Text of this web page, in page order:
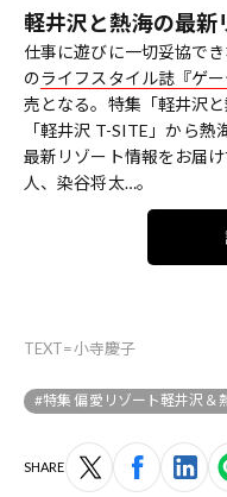
軽井沢と熱海の最新
仕事に遊びに一切妥協で
のライフスタイル誌『ゲー
売となる。特集「軽井沢
「軽井沢 T-SITE」から
最新リゾート情報をお届
人、染谷将太…。
TEXT=小寺慶子
#特集 偏愛リゾート軽井沢＆
SHARE